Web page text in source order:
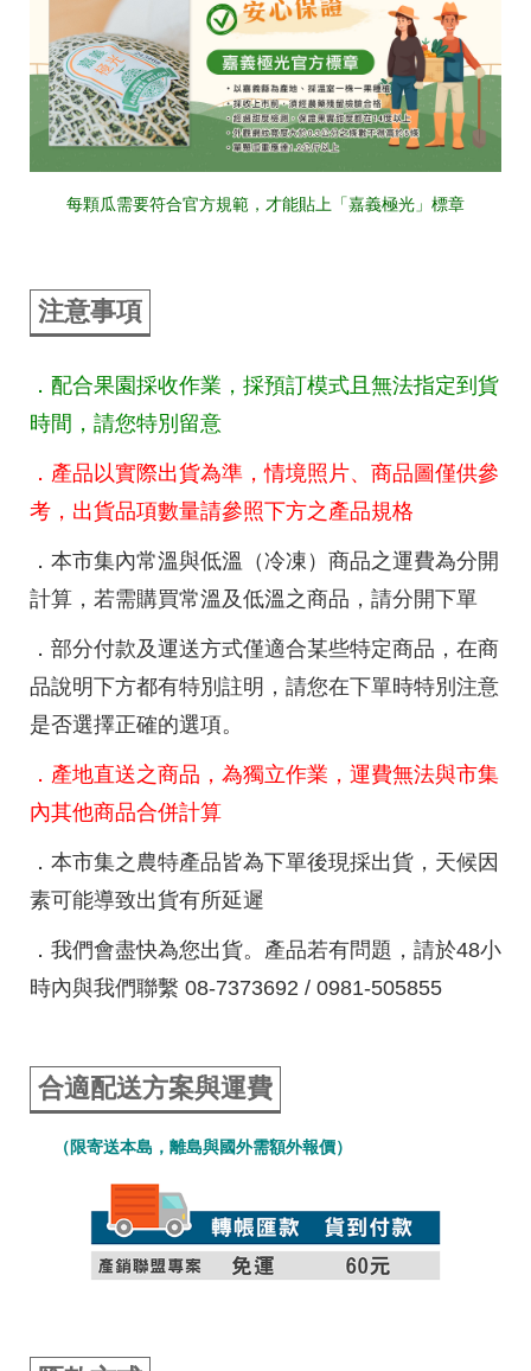
每顆瓜需要符合官方規範，才能貼上「嘉義極光」標章
注意事項
．配合果園採收作業，採預訂模式且無法指定到貨
時間，請您特別留意
．產品以實際出貨為準，情境照片、商品圖僅供參
考，出貨品項數量請參照下方之產品規格
．本市集內常溫與低溫（冷凍）商品之運費為分開
計算，若需購買常溫及低溫之商品，請分開下單
．部分付款及運送方式僅適合某些特定商品，在商
品說明下方都有特別註明，請您在下單時特別注意
是否選擇正確的選項。
．產地直送之商品，為獨立作業，運費無法與市集
內其他商品合併計算
．本市集之農特產品皆為下單後現採出貨，天候因
素可能導致出貨有所延遲
．我們會盡快為您出貨。產品若有問題，請於48小
時內與我們聯繫 08-7373692 / 0981-505855
合適配送方案與運費
（限寄送本島，離島與國外需額外報價）